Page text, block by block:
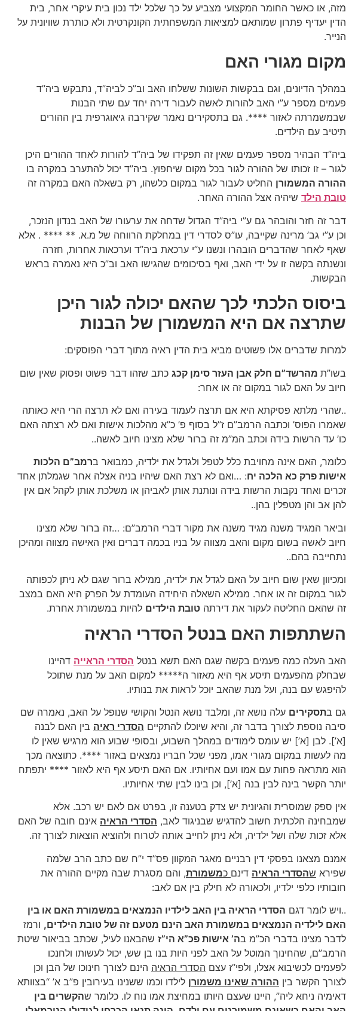
מזה, או כאשר החומר המקצועי מצביע על כך שלכל ילד נכון בית עיקרי אחר, בית
הדין יעדיף פתרון שמותאם למציאות המשפחתית הקונקרטית ולא כותרת שוויונית על
הנייר.
מקום מגורי האם
במהלך הדיונים, וגם בבקשות השונות ששלחו האב וב”כ לביה”ד, נתבקש ביה”ד
פעמים מספר ע”י האב להורות לאשה לעבור דירה יחד עם שתי הבנות
שבמשמרתה לאזור ****. גם בתסקירים נאמר שקירבה גיאוגרפית בין ההורים
תיטיב עם הילדים.
ביה”ד הבהיר מספר פעמים שאין זה תפקידו של ביה”ד להורות לאחד ההורים היכן
לגור – זו זכותו של ההורה לגור בכל מקום שיחפוץ. ביה”ד יכול להתערב במקרה בו
ההורה המשמורן החליט לעבור לגור במקום כלשהו, רק בשאלה האם במקרה זה
טובת הילד שיהיה אצל ההורה האחר.
דבר זה חזר והובהר גם ע”י ביה”ד הגדול שדחה את ערעורו של האב בנדון הנזכר,
וכן ע”י גב’ מרינה שקייבה, עו”ס לסדרי דין במחלקת הרווחה של מ.א. ** **** . אלא
שאף לאחר שהדברים הובהרו ונשנו ע”י ערכאת ביה”ד וערכאות אחרות, חזרה
ונשנתה בקשה זו על ידי האב, ואף בסיכומים שהגישו האב וב”כ היא נאמרה בראש
הבקשות.
ביסוס הלכתי לכך שהאם יכולה לגור היכן
שתרצה אם היא המשמורן של הבנות
למרות שדברים אלו פשוטים מביא בית הדין ראיה מתוך דברי הפוסקים:
בשו”ת מהרשד”ם חלק אבן העזר סימן קכג כתב שזהו דבר פשוט ופסוק שאין שום
חיוב על האם לגור במקום זה או אחר:
..שהרי מלתא פסיקתא היא אם תרצה לעמוד בעירה ואם לא תרצה הרי היא כאותה
שאמרו הפוס’ וכתבה הרמב”ם ז”ל בסוף פ’ כ”א מהלכות אישות ואם לא רצתה האם
כו’ עד הרשות בידה וכתב המ”מ זה ברור שלא מצינו חיוב לאשה..
כלומר, האם אינה מחויבת כלל לטפל ולגדל את ילדיה, כמבואר ברמב”ם הלכות
אישות פרק כא הלכה יח: …ואם לא רצת האם שיהיו בניה אצלה אחר שגמלתן אחד
זכרים ואחד נקבות הרשות בידה ונותנת אותן לאביהן או משלכת אותן לקהל אם אין
להן אב והן מטפלין בהן..
וביאר המגיד משנה מגיד משנה את מקור דברי הרמב”ם: …זה ברור שלא מצינו
חיוב לאשה בשום מקום והאב מצווה על בניו בכמה דברים ואין האישה מצווה ומהיכן
נתחייבה בהם..
ומכיוון שאין שום חיוב על האם לגדל את ילדיה, ממילא ברור שגם לא ניתן לכפותה
לגור במקום זה או אחר. ממילא השאלה היחידה העומדת על הפרק היא האם במצב
זה שהאם החליטה לעקור את דירתה טובת הילדים להיות במשמורת אחרת.
השתתפות האם בנטל הסדרי הראיה
האב העלה כמה פעמים בקשה שגם האם תשא בנטל הסדרי הראייה דהיינו
שבחלק מהפעמים תיסע אף היא מאזור ה***** למקום האב על מנת שתוכל
להיפגש עם בנה, ועל מנת שהאב יוכל לראות את בנותיו.
גם בתסקירים עלה נושא זה, ומלבד נושא הנטל והקושי שנופל על האב, נאמרה שם
סיבה נוספת לצורך בדבר זה, והיא שיוכלו להתקיים הסדרי ראיה בין האם לבנה
[א’]. לבן [א’] יש עומס לימודים במהלך השבוע, ובסופי שבוע הוא מרגיש שאין לו
מה לעשות במקום מגורי אמו, מפני שכל חבריו נמצאים באזור ****. כתוצאה מכך
הוא מתראה פחות עם אמו ועם אחיותיו. אם האם תיסע אף היא לאזור **** יתפתח
יותר הקשר בינה לבין בנה [א’], וכן בינו לבין שתי אחיותיו.
אין ספק שמוסרית והגיונית יש צדק בטענה זו, בפרט אם לאם יש רכב. אלא
שמבחינה הלכתית חשוב להדגיש שבניגוד לאב, הסדרי הראיה אינם חובה של האם
אלא זכות שלה ושל ילדיה, ולא ניתן לחייב אותה לטרוח ולהוציא הוצאות לצורך זה.
אמנם מצאנו בפסקי דין רבניים מאגר המקוון פס”ד י”ח שם כתב הרב שלמה
שפירא שהסדרי הראיה דינם כמשמורת, והם מסגרת שבה מקיים ההורה את
חובותיו כלפי ילדיו, ולכאורה לא חילק בין אם לאב:
..ויש לומר דגם הסדרי הראיה בין האב לילדיו הנמצאים במשמורת האם או בין
האם לילדיה הנמצאים במשמורת האב הינם מטעם זה של טובת הילדים, ורמז
לדבר מצינו בדברי הכ”מ בה’ אישות פכ”א הי”ז שהבאנו לעיל, שכתב בביאור שיטת
הרמב”ם, שהחינוך המוטל על האב לפני היות בנו בן שש, יכול לעשותו ולחנכו
לפעמים לכשיבוא אצלו, ולפי”ז עצם הסדרי הראיה הינם לצורך חינוכו של הבן וכן
לצורך הקשר בין ההורה שאינו משמורן לילדו וכמו ששנינו בעירובין פ”ב א’ “בצוותא
דאימיה ניחא ליה”, היינו שעצם היותו במחיצת אמו נוח לו. כלומר שהקשרים בין